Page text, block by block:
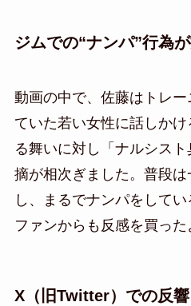
ジムでの“ナンパ”行為
動画の中で、佐藤はトレ
ていた若い女性に話しか
る舞いに対し「ナルシス
摘が相次ぎました。普段
し、まるでナンパをしてい
ファンからも反感を買った
X（旧Twitter）での反響